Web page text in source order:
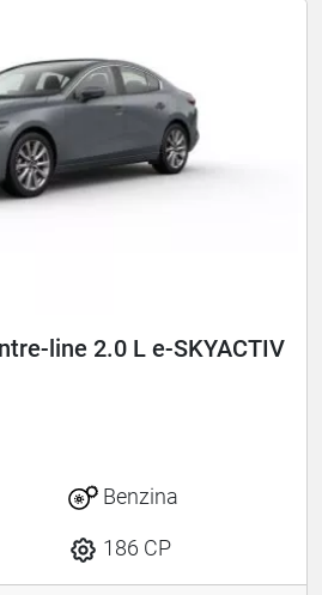
line 2.0 L e-SKYACTIV
Benzina
186 CP